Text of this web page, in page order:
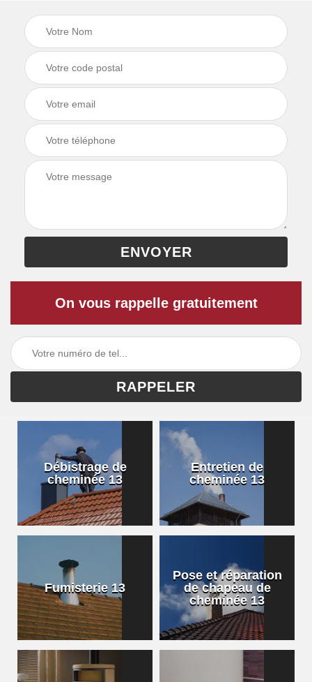
On vous rappelle gratuitement
Débistrage de
cheminée 13
Entretien de
cheminée 13
Fumisterie 13
Pose et réparation
de chapeau de
cheminée 13